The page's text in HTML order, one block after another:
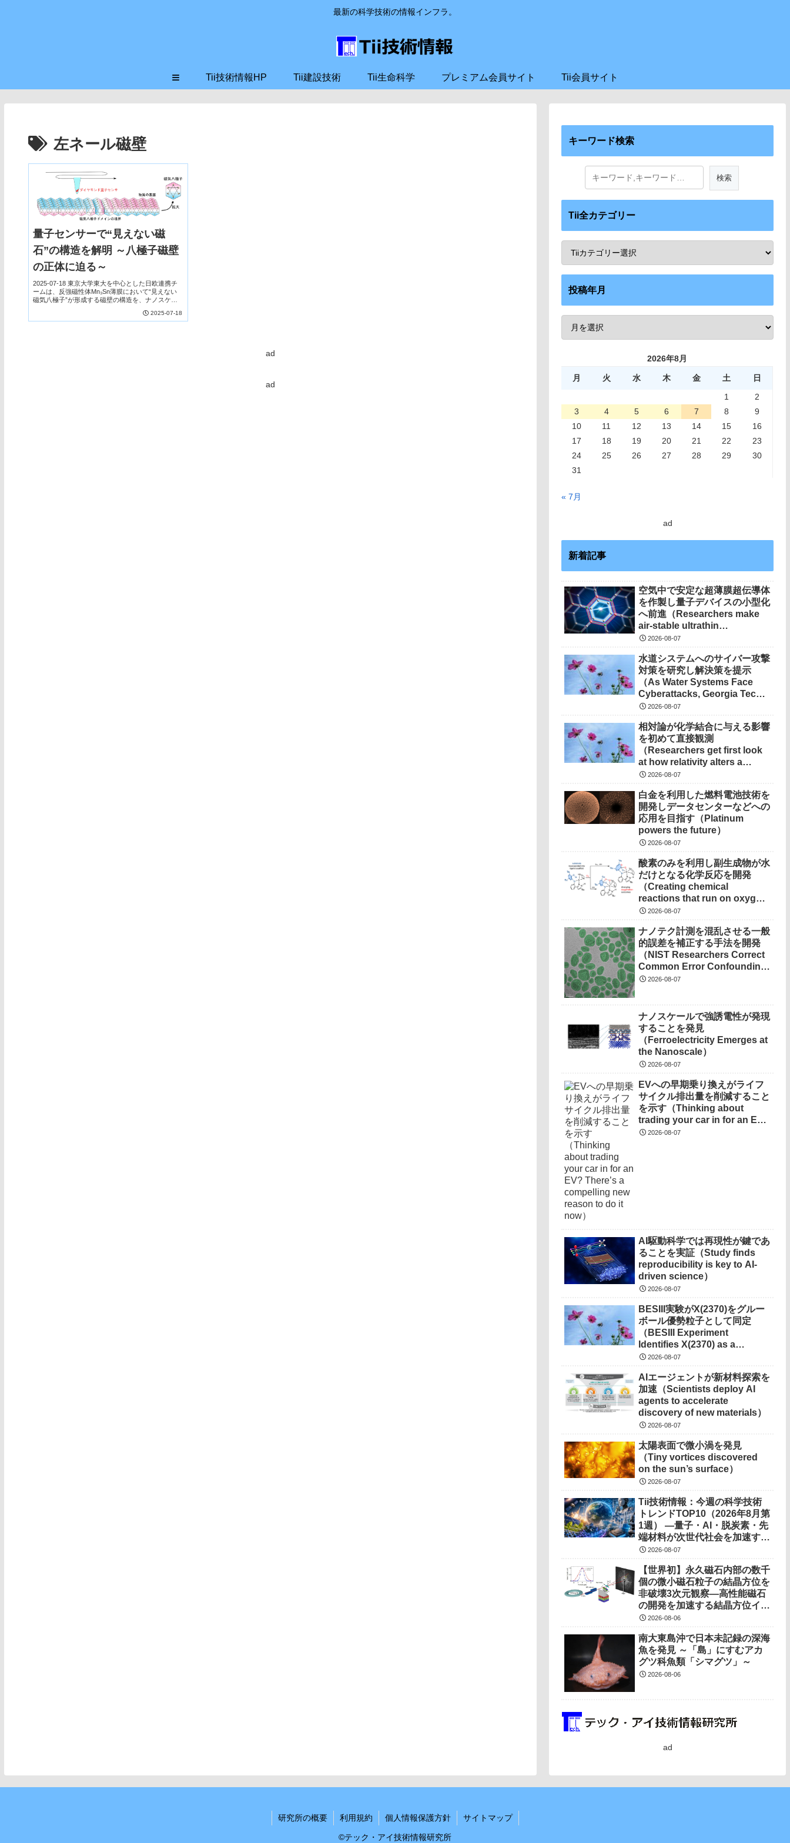
最新の科学技術の情報インフラ。
≡ Tii技術情報HP Tii建設技術 Tii生命科学 プレミアム会員サイト Tii会員サイト
左ネール磁壁
量子センサーで“見えない磁
石”の構造を解明 ～八極子磁壁
の正体に迫る～
2025-07-18 東京大学東大を中心とした日欧連携チ
ームは、反強磁性体Mn₃Sn薄膜において“見えない
磁気八極子”が形成する磁壁の構造を、ナノスケー
ました。高品質薄膜と高精度磁場測定・解析に...
2025-07-18
ad
ad
キーワード検索
Tii全カテゴリー
投稿年月
2026年8月
月 火 水 木 金 土
日
1
2
3
4 5 6 7 8
9
10
11 12 13 14 15
16
17
18 19 20 21 22
23
24
25 26 27 28 29
30
31
« 7月
ad
新着記事
空気中で安定な超薄膜超伝導体
を作製し量子デバイスの小型化
へ前進（Researchers make
air-stable ultrathin
superconductors more
devices）
2026-08-07
水道システムへのサイバー攻撃
対策を研究し解決策を提示
（As Water Systems Face
Cyberattacks, Georgia Tech
Research Points to
2026-08-07
相対論が化学結合に与える影響
を初めて直接観測
（Researchers get first look
at how relativity alters a
chemical bond）
2026-08-07
白金を利用した燃料電池技術を
開発しデータセンターなどへの
応用を目指す（Platinum
powers the future）
2026-08-07
酸素のみを利用し副生成物が水
だけとなる化学反応を開発
（Creating chemical
reactions that run on oxygen,
produce only water as
2026-08-07
ナノテク計測を混乱させる一般
的誤差を補正する手法を開発
（NIST Researchers Correct
Common Error Confounding
Nanotech Measurements）
2026-08-07
ナノスケールで強誘電性が発現
することを発見
（Ferroelectricity Emerges at
the Nanoscale）
2026-08-07
EVへの早期乗り換えがライフ
サイクル排出量を削減すること
を示す（Thinking about
trading your car in for an EV?
There’s a compelling new
2026-08-07
AI駆動科学では再現性が鍵であ
ることを実証（Study finds
reproducibility is key to AI-
driven science）
2026-08-07
BESIII実験がX(2370)をグルー
ボール優勢粒子として同定
（BESIII Experiment
Identifies X(2370) as a
Glueball Dominated
2026-08-07
AIエージェントが新材料探索を
加速（Scientists deploy AI
agents to accelerate
discovery of new materials）
2026-08-07
太陽表面で微小渦を発見
（Tiny vortices discovered
on the sun’s surface）
2026-08-07
Tii技術情報：今週の科学技術
トレンドTOP10（2026年8月第
1週） ―量子・AI・脱炭素・先
端材料が次世代社会を加速する
―2026-08-07
【世界初】永久磁石内部の数千
個の微小磁石粒子の結晶方位を
非破壊3次元観察―高性能磁石
の開発を加速する結晶方位イメ
ージング技術を開発―
2026-08-06
南大東島沖で日本未記録の深海
魚を発見 ～「島」にすむアカ
グツ科魚類「シマグツ」～
2026-08-06
ad
研究所の概要 利用規約 個人情報保護方針 サイトマップ
©テック・アイ技術情報研究所